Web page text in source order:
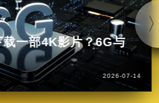
一部4K影片？6G与
2026-07-14